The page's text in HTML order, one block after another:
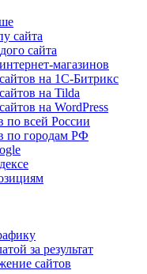
сайта
сайта
магазинов
на 1С-Битрикс
на Tilda
на WordPress
по всей России
по городам РФ
за результат
сайтов